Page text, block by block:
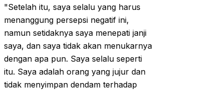
"Setelah itu, saya selalu yang harus
menanggung persepsi negatif ini,
namun setidaknya saya menepati janji
saya, dan saya tidak akan menukarnya
dengan apa pun. Saya selalu seperti
itu. Saya adalah orang yang jujur dan
tidak menyimpan dendam terhadap